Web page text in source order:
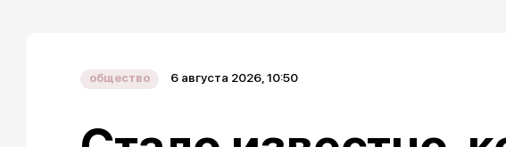
общество 6 августа 2026, 10:50